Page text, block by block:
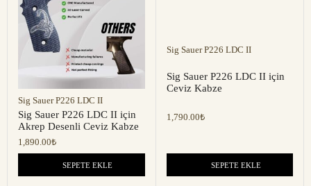
Sig Sauer P226 LDC II
Sig Sauer P226 LDC II için
Akrep Desenli Ceviz Kabze
1,890.00₺
SEPETE EKLE
Sig Sauer P226 LDC II
Sig Sauer P226 LDC II için
Ceviz Kabze
1,790.00₺
SEPETE EKLE